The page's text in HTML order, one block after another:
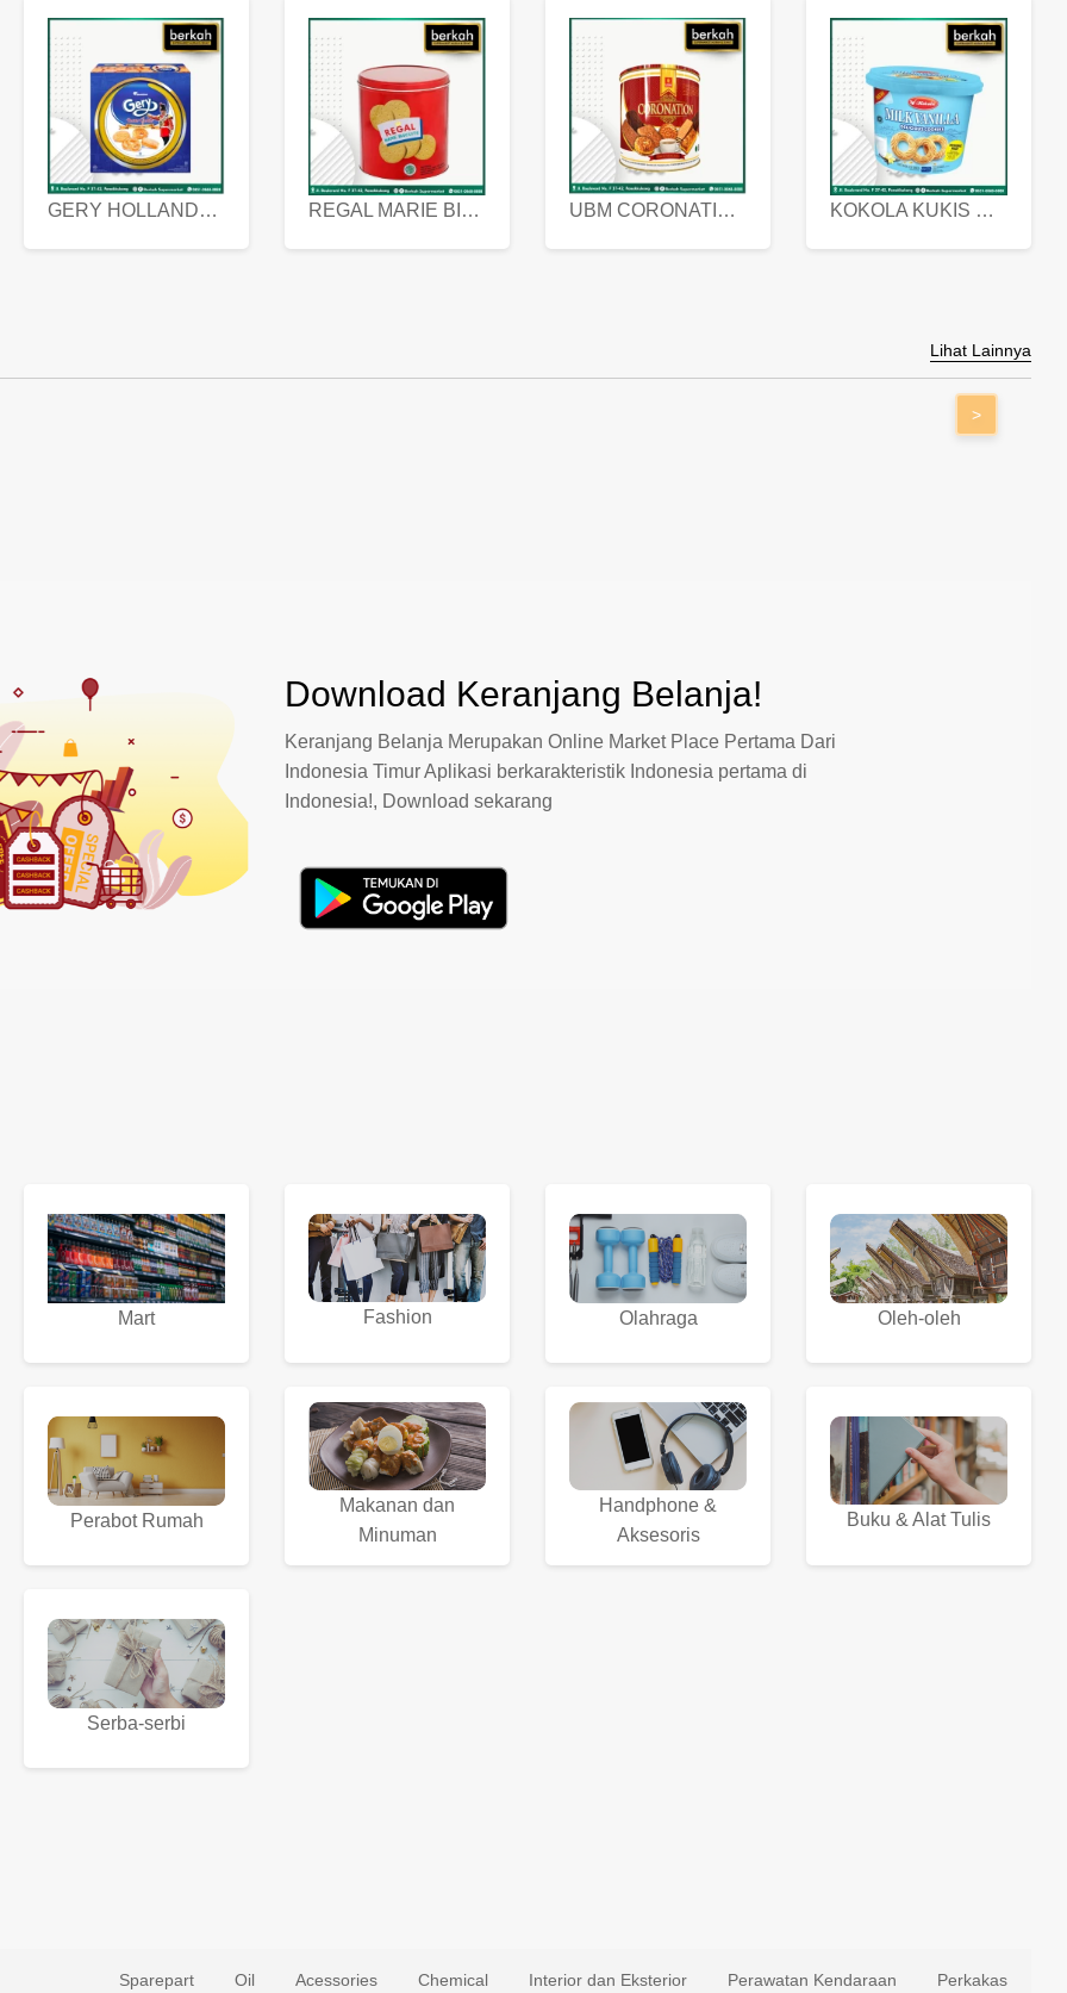
GERY HOLLANDA BUTTER COOKIES 450 GRAM REGAL MARIE BISCUIT KALENG 550 GRAM UBM CORONATION ASSORTED BISKUIT KALENG 450 GRAM KOKOLA KUKIS HYGIENIC MILK VANILLA PACK 320 GR
Lihat Lainnya
>
Download Keranjang Belanja!
Keranjang Belanja Merupakan Online Market Place Pertama Dari
Indonesia Timur Aplikasi berkarakteristik Indonesia pertama di
Indonesia!, Download sekarang
Mart Fashion Olahraga Oleh-oleh
Perabot Rumah
Makanan dan
Minuman
Handphone &
Aksesoris
Buku & Alat Tulis
Serba-serbi
Sparepart Oil Acessories Chemical Interior dan Eksterior Perawatan Kendaraan Perkakas